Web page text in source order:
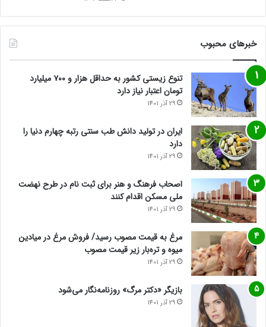
خبرهای محبوب
تنوع زیستی کشور به حداقل هزار و ۷۰۰ میلیارد
تومان اعتبار نیاز دارد
29 آذر 1401
ایران در تولید دانش طب سنتی رتبه چهارم دنیا را
دارد
29 آذر 1401
اصحاب فرهنگ و هنر برای ثبت نام در طرح نهضت
ملی مسکن اقدام کنند
29 آذر 1401
مرغ به قیمت مصوب رسید/ فروش مرغ در میادین
میوه و تره‌بار زیر قیمت مصوب
29 آذر 1401
بازیگر «دکتر مرگ» روزنامه‌نگار می‌شود
29 آذر 1401